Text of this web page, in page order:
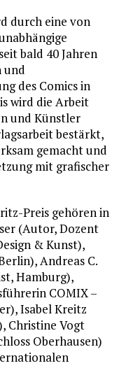
durch eine von
bald 40 Jahren
und
des Comics in
wird die Arbeit
und Künstler
bestärkt,
gemacht und
mit grafischer
Preis gehören in
(Autor, Dozent
& Kunst),
Andreas C.
Hamburg),
COMIX –
Isabel Kreitz
Christine Vogt
Oberhausen)